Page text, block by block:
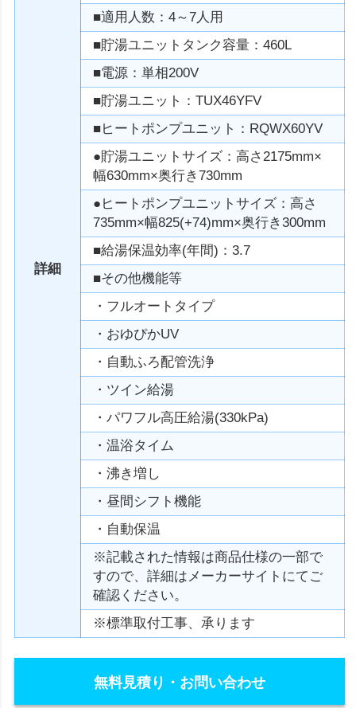
詳細
■適用人数：4～7人用
■貯湯ユニットタンク容量：460L
■電源：単相200V
■貯湯ユニット：TUX46YFV
■ヒートポンプユニット：RQWX60YV
●貯湯ユニットサイズ：高さ2175mm×
幅630mm×奥行き730mm
●ヒートポンプユニットサイズ：高さ
735mm×幅825(+74)mm×奥行き300mm
■給湯保温効率(年間)：3.7
■その他機能等
・フルオートタイプ
・おゆぴかUV
・自動ふろ配管洗浄
・ツイン給湯
・パワフル高圧給湯(330kPa)
・温浴タイム
・沸き増し
・昼間シフト機能
・自動保温
※記載された情報は商品仕様の一部で
すので、詳細はメーカーサイトにてご
確認ください。
※標準取付工事、承ります
無料見積り・お問い合わせ